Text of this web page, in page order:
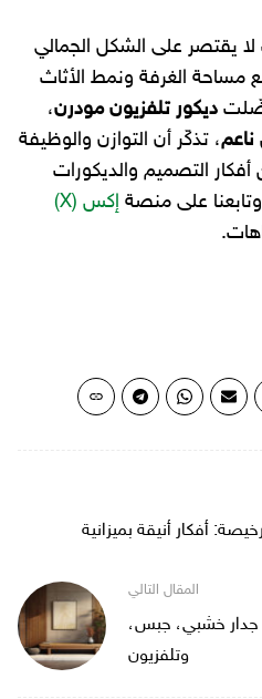
يقتصر على الشكل الجمالي
الغرفة ونمط الأثاث
ديكور تلفزيون مودرن،
، تذكّر أن التوازن والوظيفة
التصميم والديكورات
وتابعنا على منصة إكس (X)
أفكار أنيقة بميزانية
جدار خشبي، جبس،
وتلفزيون